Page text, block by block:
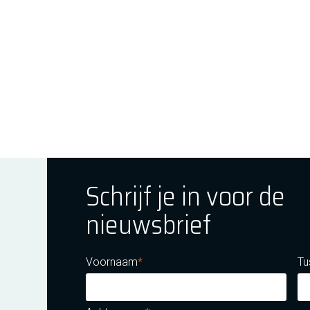
Youtube
Schrijf je in voor de
nieuwsbrief
Voornaam